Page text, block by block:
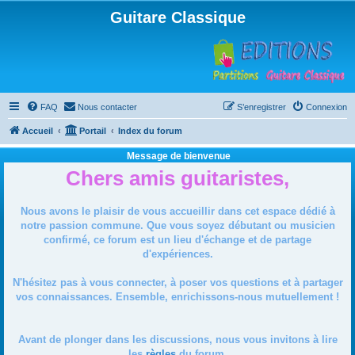
Guitare Classique
FAQ Nous contacter Connexion
S’enregistrer
Accueil Portail Index du forum
Message de bienvenue
Chers amis guitaristes,
Nous avons le plaisir de vous accueillir dans cet espace dédié à
notre passion commune. Que vous soyez débutant ou musicien
confirmé, ce forum est un lieu d'échange et de partage
d'expériences.
N'hésitez pas à vous connecter, à poser vos questions et à partager
vos connaissances. Ensemble, enrichissons-nous mutuellement !
Avant de plonger dans les discussions, nous vous invitons à lire